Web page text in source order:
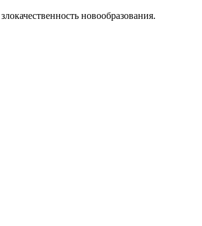
новообразования.